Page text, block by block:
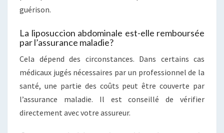
guérison.
La liposuccion abdominale est-elle remboursée
par l’assurance maladie?
Cela dépend des circonstances. Dans certains cas
médicaux jugés nécessaires par un professionnel de la
santé, une partie des coûts peut être couverte par
l’assurance maladie. Il est conseillé de vérifier
directement avec votre assureur.